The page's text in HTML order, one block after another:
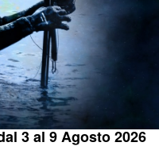
3 al 9 Agosto 2026